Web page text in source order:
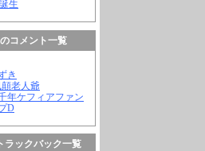
生
コメント一覧
き
老人爺
年ケフィアファン
D
ラックバック一覧